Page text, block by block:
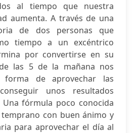
al tiempo que nuestra
aumenta. A través de una
de dos personas que
tiempo a un excéntrico
por convertirse en su
las 5 de la mañana nos
de aprovechar las
unos resultados
fórmula poco conocida
con buen ánimo y
para aprovechar el día al